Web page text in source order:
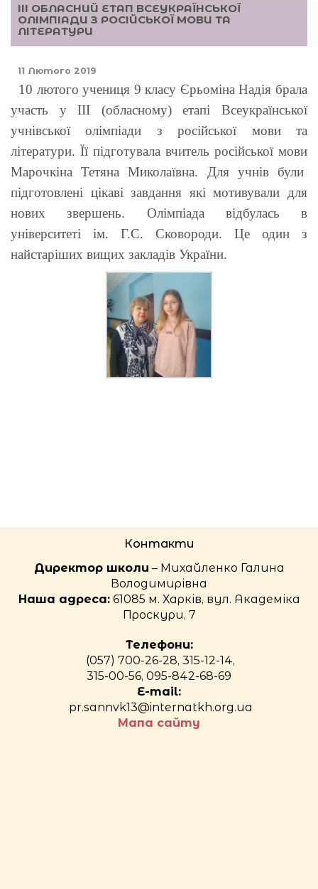
ІІІ ОБЛАСНИЙ ЕТАП ВСЕУКРАЇНСЬКОЇ
ОЛІМПІАДИ З РОСІЙСЬКОЇ МОВИ ТА
ЛІТЕРАТУРИ
11 Лютого 2019
10 лютого учениця 9 класу Єрьоміна Надія брала
участь у ІІІ (обласному) етапі Всеукраїнської
учнівської олімпіади з російської мови та
літератури. Її підготувала вчитель російської мови
Марочкіна Тетяна Миколаївна. Для учнів були
підготовлені цікаві завдання які мотивували для
нових звершень. Олімпіада відбулась в
університеті ім. Г.С. Сковороди. Це один з
найстаріших вищих закладів України.
Контакти
Директор школи – Михайленко Галина
Володимирівна
Наша адреса:61085 м. Харків, вул. Академіка
Проскури, 7
Телефони:
(057) 700-26-28, 315-12-14,
315-00-56, 095-842-68-69
E-mail:
pr.sannvk13@internatkh.org.ua
Мапа сайту